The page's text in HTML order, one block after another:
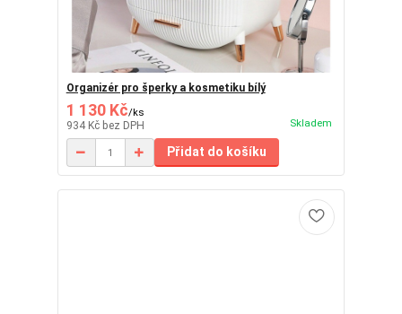
Organizér pro šperky a kosmetiku bílý
1 130 Kč/ks
934 Kč bez DPH Skladem
Přidat do košíku